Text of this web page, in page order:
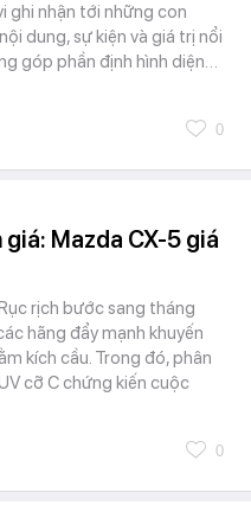
ghi nhận tới những con
dung, sự kiện và giá trị nổi
góp phần định hình diện…
0
Mazda CX-5 giá
rịch bước sang tháng
hãng đẩy mạnh khuyến
kích cầu. Trong đó, phân
cỡ C chứng kiến cuộc
0